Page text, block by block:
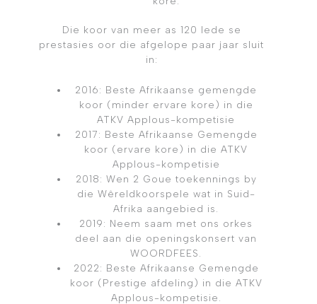
Die koor van meer as 120 lede se
prestasies oor die afgelope paar jaar sluit
in:
2016: Beste Afrikaanse gemengde
koor (minder ervare kore) in die
ATKV Applous-kompetisie
2017: Beste Afrikaanse Gemengde
koor (ervare kore) in die ATKV
Applous-kompetisie
2018: Wen 2 Goue toekennings by
die Wêreldkoorspele wat in Suid-
Afrika aangebied is.
2019: Neem saam met ons orkes
deel aan die openingskonsert van
WOORDFEES.
2022: Beste Afrikaanse Gemengde
koor (Prestige afdeling) in die ATKV
Applous-kompetisie.